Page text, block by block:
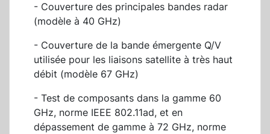
- Couverture des principales bandes radar
(modèle à 40 GHz)
- Couverture de la bande émergente Q/V
utilisée pour les liaisons satellite à très haut
débit (modèle 67 GHz)
- Test de composants dans la gamme 60
GHz, norme IEEE 802.11ad, et en
dépassement de gamme à 72 GHz, norme